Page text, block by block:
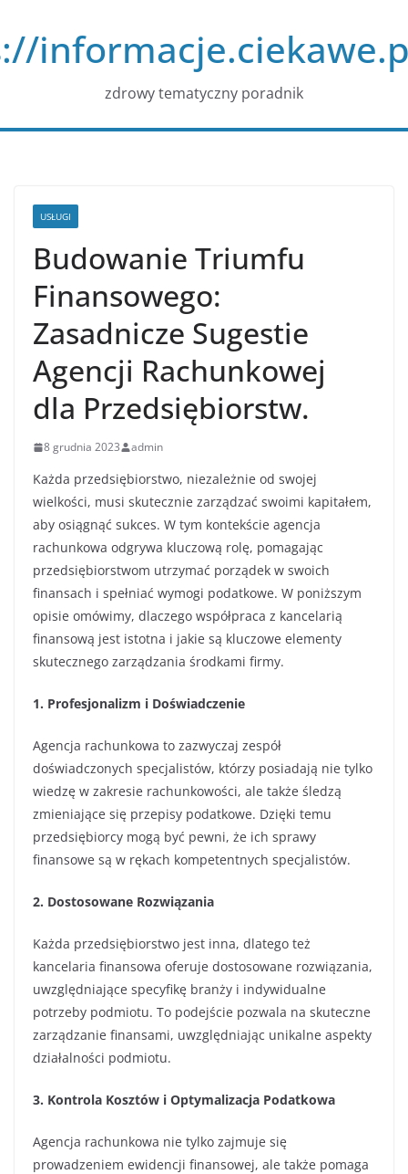
treści
zdrowy tematyczny poradnik
USŁUGI
Budowanie Triumfu
Finansowego:
Zasadnicze Sugestie
Agencji Rachunkowej
dla Przedsiębiorstw.
8 grudnia 2023 admin
Każda przedsiębiorstwo, niezależnie od swojej
wielkości, musi skutecznie zarządzać swoimi kapitałem,
aby osiągnąć sukces. W tym kontekście agencja
rachunkowa odgrywa kluczową rolę, pomagając
przedsiębiorstwom utrzymać porządek w swoich
finansach i spełniać wymogi podatkowe. W poniższym
opisie omówimy, dlaczego współpraca z kancelarią
finansową jest istotna i jakie są kluczowe elementy
skutecznego zarządzania środkami firmy.
1. Profesjonalizm i Doświadczenie
Agencja rachunkowa to zazwyczaj zespół
doświadczonych specjalistów, którzy posiadają nie tylko
wiedzę w zakresie rachunkowości, ale także śledzą
zmieniające się przepisy podatkowe. Dzięki temu
przedsiębiorcy mogą być pewni, że ich sprawy
finansowe są w rękach kompetentnych specjalistów.
2. Dostosowane Rozwiązania
Każda przedsiębiorstwo jest inna, dlatego też
kancelaria finansowa oferuje dostosowane rozwiązania,
uwzględniające specyfikę branży i indywidualne
potrzeby podmiotu. To podejście pozwala na skuteczne
zarządzanie finansami, uwzględniając unikalne aspekty
działalności podmiotu.
3. Kontrola Kosztów i Optymalizacja Podatkowa
Agencja rachunkowa nie tylko zajmuje się
prowadzeniem ewidencji finansowej, ale także pomaga